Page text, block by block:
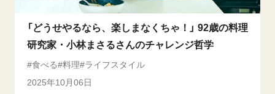
「どうせやるなら、楽しまなくちゃ！」 92歳の料理
研究家・小林まさるさんのチャレンジ哲学
食べる 料理
ライフスタイル
2025年10月06日